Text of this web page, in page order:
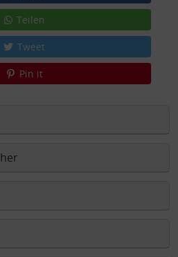
Teilen
Tweet
Pin it